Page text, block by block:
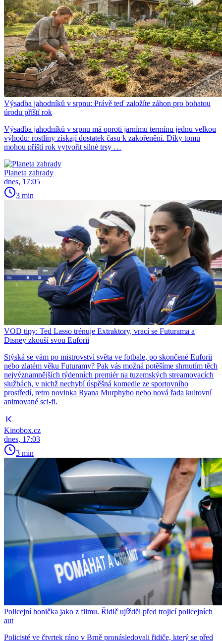
Výsadba jahodníků v srpnu: Právě teď založíte záhon pro bohatou
úrodu příští rok
Výsadba jahodníků v srpnu má oproti jarnímu termínu jednu velkou
výhodu: rostliny získají dostatek času k zakořenění. Díky tomu
mohou příští rok vytvořit silné trsy …
Planeta zahrady
dnes, 17:05
3 min
VOD tipy: Ted Lasso trénuje Extraktory, vrací se Futurama a
Disney zkouší svou Euforii
Stýská se vám po mistrovství světa ve fotbale, po skončené Euforii
nebo zlatém věku Futuramy? Pak vás možná potěšíme shrnutím těch
nejvýznamnějších týdenních premiér na tuzemských streamovacích
službách, v nichž nechybí úspěšná komedie ze sportovního
prostředí, retro novinka Ryana Murphyho nebo nová řada kultovní
animované sci-fi.
Kinobox.cz
dnes, 17:03
3 min
Policejní honička jako z filmu. Řidič ujížděl před trojicí policejních
aut
Policisté ve čtvrtek ráno v Brně pronásledovali řidiče, který se před